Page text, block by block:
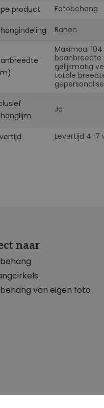
product Fotobehang
Banen
Maximaal
baanbreedte
gelijkmatig
totale
Ja
Levertijd 4-7
naar
van eigen foto